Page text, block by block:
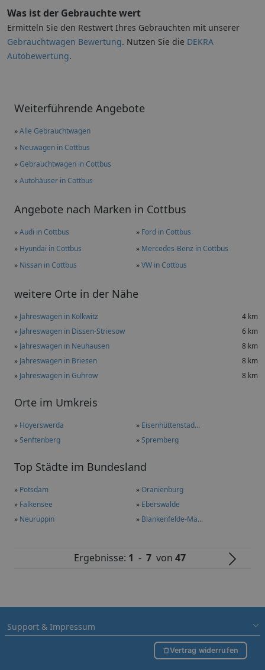
Weiterführende Angebote
»Alle Gebrauchtwagen
» Neuwagen in Cottbus
»Gebrauchtwagen in Cottbus
»Autohäuser in Cottbus
Angebote nach Marken in Cottbus
»Audi in Cottbus » Ford in Cottbus
» Hyundai in Cottbus » Mercedes-Benz in Cottbus
» Nissan in Cottbus »VW in Cottbus
weitere Orte in der Nähe
» Jahreswagen in Kolkwitz
4 km
» Jahreswagen in Dissen-Striesow
6 km
» Jahreswagen in Neuhausen
8 km
» Jahreswagen in Briesen
8 km
» Jahreswagen in Guhrow 8 km
Orte im Umkreis
» Hoyerswerda » Eisenhüttenstad...
»Senftenberg »Spremberg
Top Städte im Bundesland
» Potsdam »Oranienburg
» Falkensee » Eberswalde
» Neuruppin » Blankenfelde-Ma...
Was ist der Gebrauchte wert
Ermitteln Sie den Restwert Ihres Gebrauchten mit unserer
Gebrauchtwagen Bewertung. Nutzen Sie die DEKRA
Autobewertung.
Ergebnisse: 1 -7 von47
Support & Impressum
Vertrag widerrufen